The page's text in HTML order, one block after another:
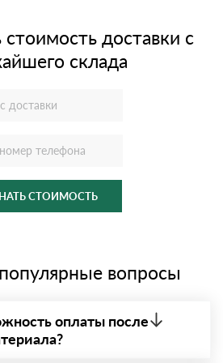
стоимость доставки с
склада
СТОИМОСТЬ
вопросы
оплаты после